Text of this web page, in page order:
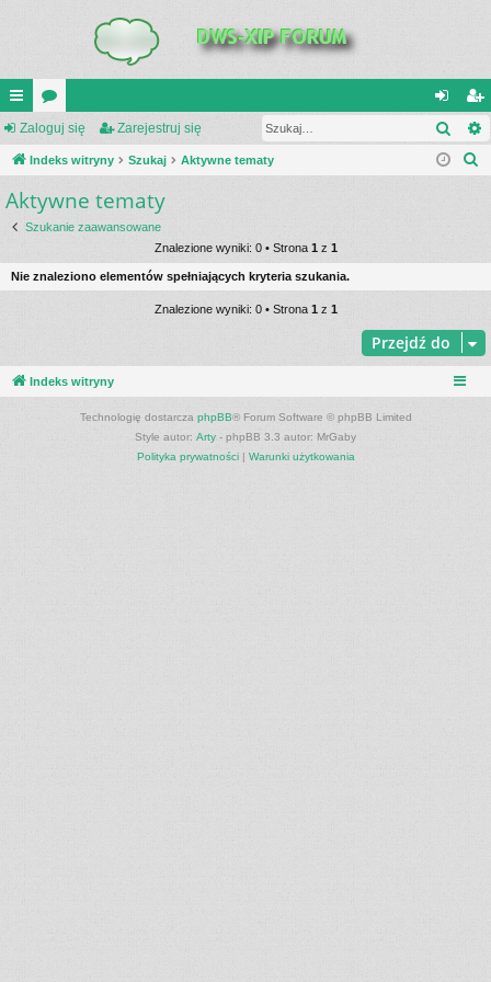
UI
C
K
_L
IN
K
or
a
al
og
ę
ar
ej
j
si
Zaloguj się Zarejestruj się
Indeks witryny Szukaj Aktywne tematy
Aktywne tematy
Szukanie zaawansowane
Znalezione wyniki: 0 • Strona 1 z 1
Nie znaleziono elementów spełniających kryteria szukania.
Znalezione wyniki: 0 • Strona 1z 1
Przejdź do
Indeks witryny
Technologię dostarcza phpBB® Forum Software © phpBB Limited
Style autor: Arty - phpBB 3.3 autor: MrGaby
Polityka prywatności| Warunki użytkowania